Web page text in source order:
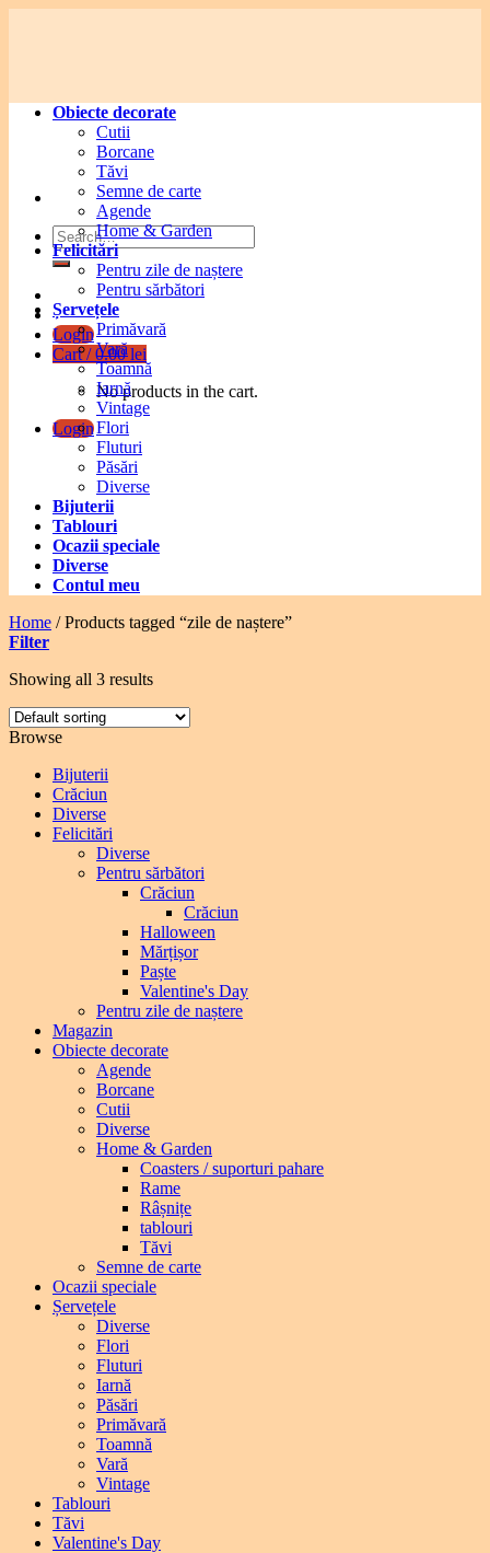
Search
for:
Login
Cart /0.00lei
No products in the cart.
Login
Obiecte decorate
Cutii
Borcane
Tăvi
Semne de carte
Agende
Home & Garden
Felicitări
Pentru zile de naștere
Pentru sărbători
Șervețele
Primăvară
Vară
Toamnă
Iarnă
Vintage
Flori
Fluturi
Păsări
Diverse
Bijuterii
Tablouri
Ocazii speciale
Diverse
Contul meu
Home /Products tagged “zile de naștere”
Filter
Showing all 3 results
Browse
Bijuterii
Crăciun
Diverse
Felicitări
Diverse
Pentru sărbători
Crăciun
Crăciun
Halloween
Mărțișor
Paște
Valentine's Day
Pentru zile de naștere
Magazin
Obiecte decorate
Agende
Borcane
Cutii
Diverse
Home & Garden
Coasters / suporturi pahare
Rame
Râșnițe
tablouri
Tăvi
Semne de carte
Ocazii speciale
Șervețele
Diverse
Flori
Fluturi
Iarnă
Păsări
Primăvară
Toamnă
Vară
Vintage
Tablouri
Tăvi
Valentine's Day